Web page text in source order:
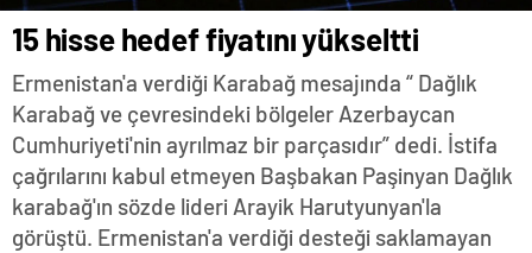
15 hisse hedef fiyatını yükseltti
Ermenistan'a verdiği Karabağ mesajında “ Dağlık
Karabağ ve çevresindeki bölgeler Azerbaycan
Cumhuriyeti'nin ayrılmaz bir parçasıdır” dedi. İstifa
çağrılarını kabul etmeyen Başbakan Paşinyan Dağlık
karabağ'ın sözde lideri Arayik Harutyunyan'la
görüştü. Ermenistan'a verdiği desteği saklamayan